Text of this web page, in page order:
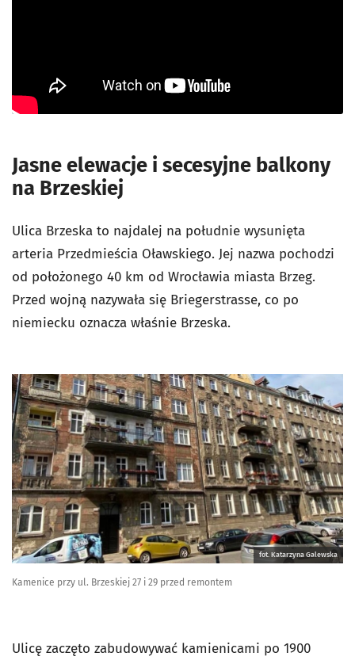
Jasne elewacje i secesyjne balkony
na Brzeskiej
Ulica Brzeska to najdalej na południe wysunięta
arteria Przedmieścia Oławskiego. Jej nazwa pochodzi
od położonego 40 km od Wrocławia miasta Brzeg.
Przed wojną nazywała się Briegerstrasse, co po
niemiecku oznacza właśnie Brzeska.
fot. Katarzyna Galewska
Kamenice przy ul. Brzeskiej 27 i 29 przed remontem
Ulicę zaczęto zabudowywać kamienicami po 1900